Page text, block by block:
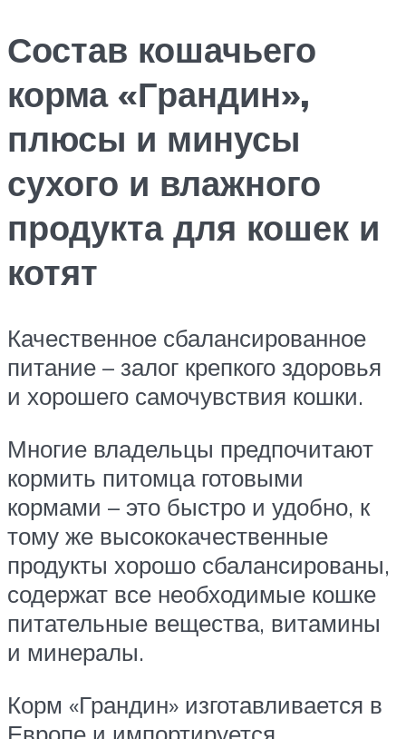
Состав кошачьего
корма «Грандин»,
плюсы и минусы
сухого и влажного
продукта для кошек и
котят
Качественное сбалансированное
питание – залог крепкого здоровья
и хорошего самочувствия кошки.
Многие владельцы предпочитают
кормить питомца готовыми
кормами – это быстро и удобно, к
тому же высококачественные
продукты хорошо сбалансированы,
содержат все необходимые кошке
питательные вещества, витамины
и минералы.
Корм «Грандин» изготавливается в
Европе и импортируется